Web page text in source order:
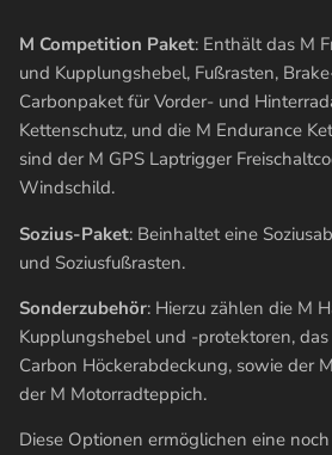
M Competition Paket: Enthält das M
und Kupplungshebel, Fußrasten,
Carbonpaket für Vorder- und
Kettenschutz, und die M Endurance
sind der M GPS Laptrigger
Windschild.
Sozius-Paket: Beinhaltet eine
und Soziusfußrasten.
Sonderzubehör: Hierzu zählen die M
Kupplungshebel und -protektoren,
Carbon Höckerabdeckung, sowie der
der M Motorradteppich.
Diese Optionen ermöglichen eine